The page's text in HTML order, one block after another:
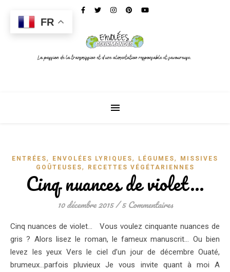
ENTRÉES, ENVOLÉES LYRIQUES, LÉGUMES,
MISSIVES
GOÛTEUSES, RECETTES VÉGÉTARIENNES
Cinq nuances de violet…
10 décembre 2015/5 Commentaires
Cinq nuances de violet… Vous voulez cinquante nuances de
gris ? Alors lisez le roman, le fameux manuscrit… Ou bien
levez les yeux Vers le ciel d’un jour de décembre Ouaté,
brumeux…parfois pluvieux Je vous invite quant à moi A
FR